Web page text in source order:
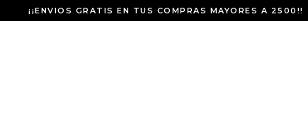
¡¡ENVIOS GRATIS EN TUS COMPRAS MAYORES A 2500!!